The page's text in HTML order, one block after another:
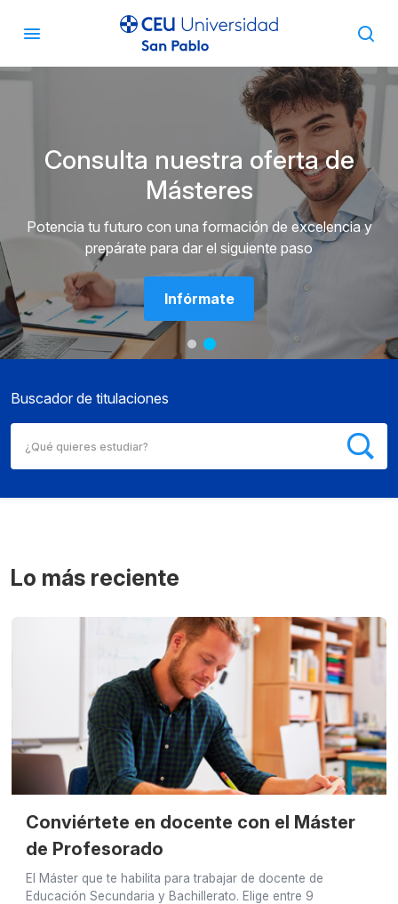
Consulta nuestra oferta de
Másteres
Potencia tu futuro con una formación de excelencia y
prepárate para dar el siguiente paso
Infórmate
Buscador de titulaciones
Lo más reciente
Conviértete en docente con el Máster
de Profesorado
El Máster que te habilita para trabajar de docente de
Educación Secundaria y Bachillerato. Elige entre 9